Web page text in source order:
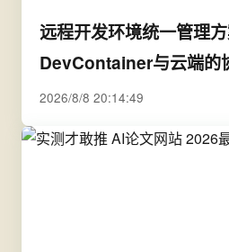
远程开发环境统一管理
DevContainer与云端的
2026/8/8 20:14:49